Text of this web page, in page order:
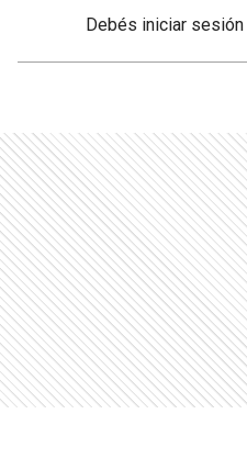
Debés iniciar sesión